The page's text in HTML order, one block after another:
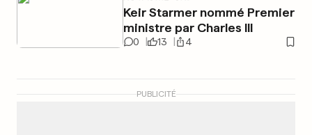
Keir Starmer nommé Premier
ministre par Charles III
0 13 4
PUBLICITÉ